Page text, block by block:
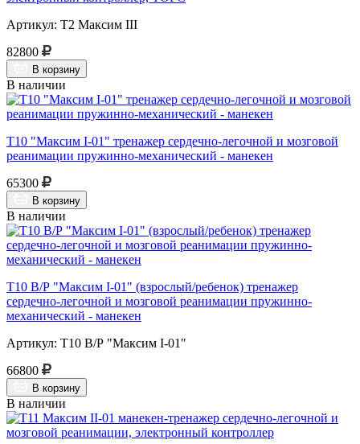
Артикул: Т2 Максим III
82800
В корзину
В наличии
Т10 "Максим I-01" тренажер сердечно-легочной и мозговой
реанимации пружинно-механический - манекен
65300
В корзину
В наличии
Т10 В/Р "Максим I-01" (взрослый/ребенок) тренажер
сердечно-легочной и мозговой реанимации пружинно-
механический - манекен
Артикул: Т10 В/Р "Максим I-01"
66800
В корзину
В наличии